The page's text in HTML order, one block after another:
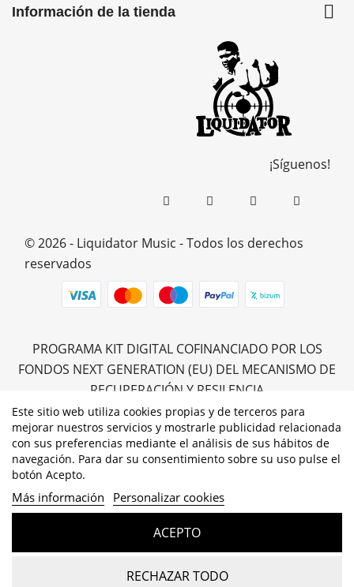
Información de la tienda 
¡Síguenos!
Este sitio web utiliza cookies propias y de terceros para
mejorar nuestros servicios y mostrarle publicidad relacionada
con sus preferencias mediante el análisis de sus hábitos de
navegación. Para dar su consentimiento sobre su uso pulse el
botón Acepto.
Más información Personalizar cookies
RECHAZAR TODO
ACEPTO
© 2026 - Liquidator Music - Todos los derechos
reservados
PROGRAMA KIT DIGITAL COFINANCIADO POR LOS
FONDOS NEXT GENERATION (EU) DEL MECANISMO DE
RECUPERACIÓN Y RESILENCIA